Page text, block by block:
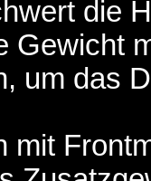
die
Gewicht
um das
mit